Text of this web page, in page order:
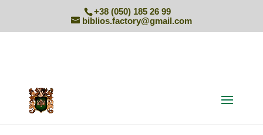
+38 (050) 185 26 99
biblios.factory@gmail.com